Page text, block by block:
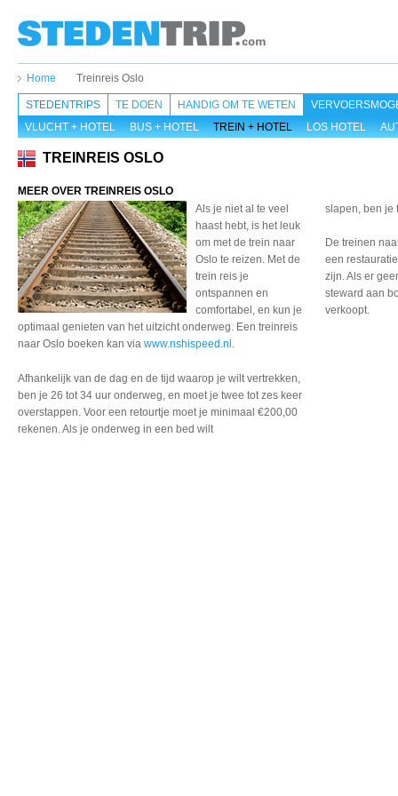
Home Treinreis Oslo
STEDENTRIPS TE DOEN HANDIG OM TE WETEN
VLUCHT + HOTEL
BUS + HOTEL TREIN + HOTEL LOS HOTEL
TREINREIS OSLO
MEER OVER TREINREIS OSLO
Als je niet al te veel
haast hebt, is het leuk
om met de trein naar
Oslo te reizen. Met de
trein reis je
ontspannen en
comfortabel, en kun je
optimaal genieten van het uitzicht onderweg. Een treinreis
naar Oslo boeken kan via www.nshispeed.nl .
Afhankelijk van de dag en de tijd waarop je wiltvertrekken,
ben je 26 tot 34 uur onderweg, en moet je twee tot zes keer
overstappen. Voor een retourtje moet je minimaal €200,00
rekenen. Als je onderweg in een bed wilt
slapen, ben je
De treinen
een
zijn. Als er
steward aan
verkoopt.